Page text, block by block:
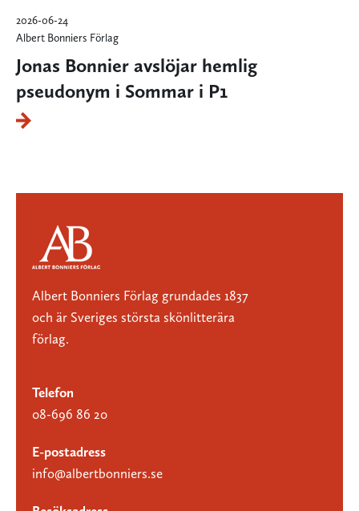
2026-06-24
Albert Bonniers Förlag
Jonas Bonnier avslöjar hemlig
pseudonym i Sommar i P1
Albert Bonniers Förlag grundades 1837
och är Sveriges största skönlitterära
förlag.
Telefon
08-696 86 20
E-postadress
info@albertbonniers.se